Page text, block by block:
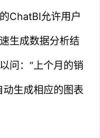
ChatBI允许用户
生成数据分析结
问：“上个月的销
动生成相应的图表